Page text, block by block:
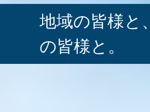
地域の皆様と、
の皆様と。